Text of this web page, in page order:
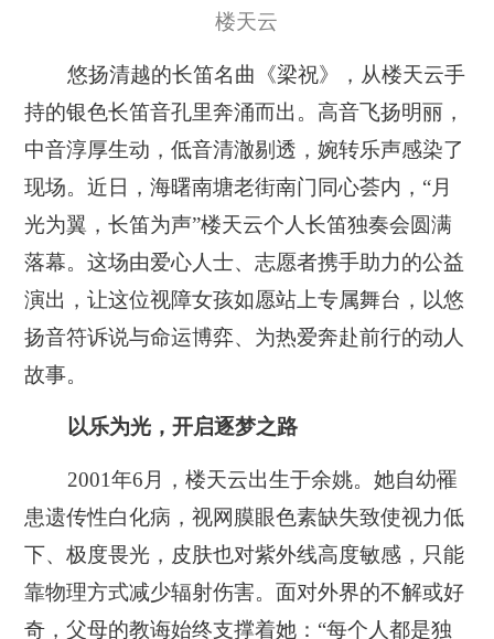
楼天云
悠扬清越的长笛名曲《梁祝》，从楼天云手
持的银色长笛音孔里奔涌而出。高音飞扬明丽，
中音淳厚生动，低音清澈剔透，婉转乐声感染了
现场。近日，海曙南塘老街南门同心荟内，“月
光为翼，长笛为声”楼天云个人长笛独奏会圆满
落幕。这场由爱心人士、志愿者携手助力的公益
演出，让这位视障女孩如愿站上专属舞台，以悠
扬音符诉说与命运博弈、为热爱奔赴前行的动人
故事。
以乐为光，开启逐梦之路
2001年6月，楼天云出生于余姚。她自幼罹
患遗传性白化病，视网膜眼色素缺失致使视力低
下、极度畏光，皮肤也对紫外线高度敏感，只能
靠物理方式减少辐射伤害。面对外界的不解或好
奇，父母的教诲始终支撑着她：“每个人都是独